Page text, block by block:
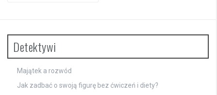
Detektywi
Majątek a rozwód
Jak zadbać o swoją figurę bez ćwiczeń i diety?